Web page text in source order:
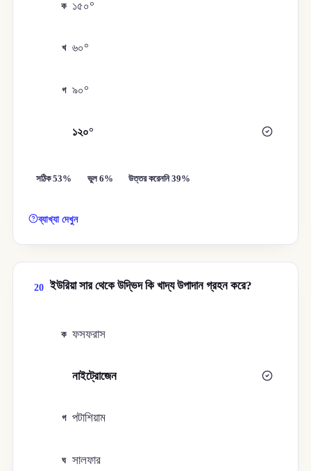
ক ১৫০°
খ ৬০°
গ ৯০°
১২০°
সঠিক 53% ভুল 6% উত্তর করেননি 39%
ব্যাখ্যা দেখুন
20 ইউরিয়া সার থেকে উদ্ভিদ কি খাদ্য উপাদান গ্রহন করে?
ক ফসফরাস
নাইট্রোজেন
গ পটাশিয়াম
ঘ সালফার